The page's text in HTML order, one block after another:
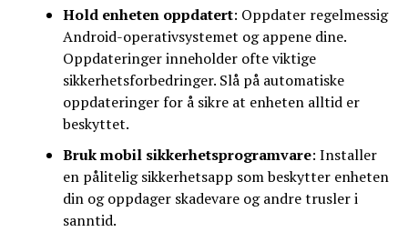
Hold enheten oppdatert: Oppdater regelmessig
Android-operativsystemet og appene dine.
Oppdateringer inneholder ofte viktige
sikkerhetsforbedringer. Slå på automatiske
oppdateringer for å sikre at enheten alltid er
beskyttet.
Bruk mobil sikkerhetsprogramvare: Installer
en pålitelig sikkerhetsapp som beskytter enheten
din og oppdager skadevare og andre trusler i
sanntid.